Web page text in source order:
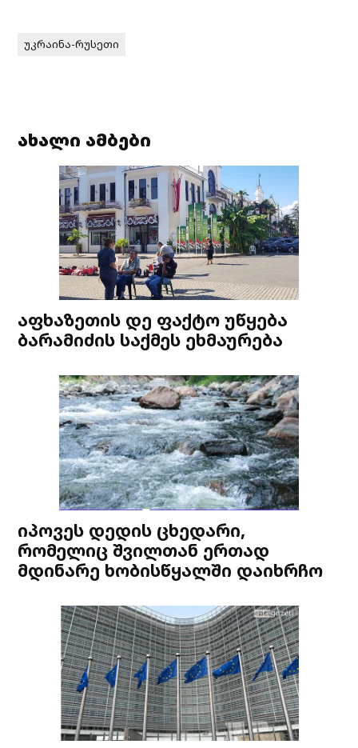
უკრაინა-რუსეთი
ახალი ამბები
აფხაზეთის დე ფაქტო უწყება
ბარამიძის საქმეს ეხმაურება
იპოვეს დედის ცხედარი,
რომელიც შვილთან ერთად
მდინარე ხობისწყალში დაიხრჩო